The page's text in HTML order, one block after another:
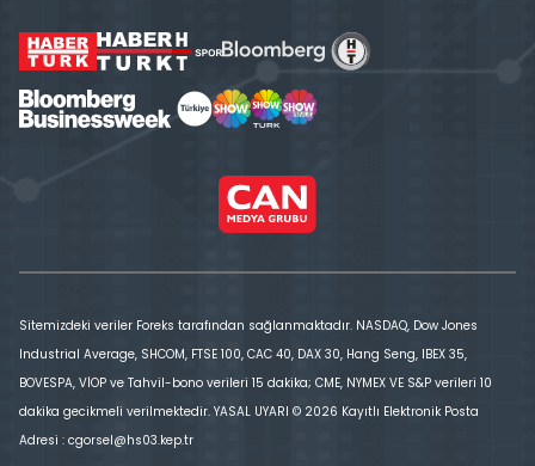
Sitemizdeki veriler Foreks tarafından sağlanmaktadır. NASDAQ, Dow Jones
Industrial Average, SHCOM, FTSE 100, CAC 40, DAX 30, Hang Seng, IBEX 35,
BOVESPA, VİOP ve Tahvil-bono verileri 15 dakika; CME, NYMEX VE S&P verileri 10
dakika gecikmeli verilmektedir. YASAL UYARI © 2026 Kayıtlı Elektronik Posta
Adresi : cgorsel@hs03.kep.tr